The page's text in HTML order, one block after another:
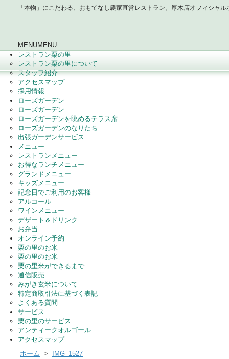
「本物」にこだわる、おもてなし農家直営レストラン。厚木店オフィシャル
MENUMENU
レストラン栗の里
レストラン栗の里について
スタッフ紹介
アクセスマップ
採用情報
ローズガーデン
ローズガーデン
ローズガーデンを眺めるテラス席
ローズガーデンのなりたち
出張ガーデンサービス
メニュー
レストランメニュー
お得なランチメニュー
グランドメニュー
キッズメニュー
記念日でご利用のお客様
アルコール
ワインメニュー
デザート＆ドリンク
お弁当
オンライン予約
栗の里のお米
栗の里のお米
栗の里米ができるまで
通信販売
みがき玄米について
特定商取引法に基づく表記
よくある質問
サービス
栗の里のサービス
アンティークオルゴール
アクセスマップ
ホーム > IMG_1527